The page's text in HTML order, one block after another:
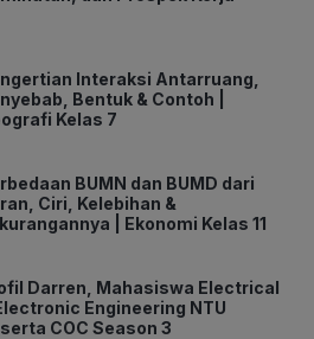
Interaksi Antarruang,
Bentuk & Contoh |
Kelas 7
BUMN dan BUMD dari
Ciri, Kelebihan &
| Ekonomi Kelas 11
Darren, Mahasiswa Electrical
Engineering NTU
COC Season 3